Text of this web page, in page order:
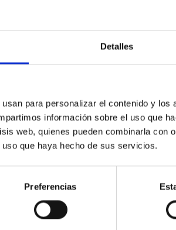
Detalles
para personalizar el contenido y
información sobre el uso que
web, quienes pueden combinarla con
que haya hecho de sus servicios.
Preferencias